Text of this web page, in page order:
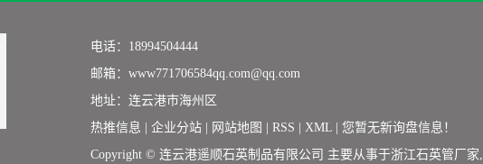
电话：18994504444
邮箱：www771706584qq.com@qq.com
地址：连云港市海州区
热推信息 | 企业分站 | 网站地图 | RSS | XML | 您暂无新询盘信息！
Copyright © 连云港遥顺石英制品有限公司 主要从事于浙江石英管厂家